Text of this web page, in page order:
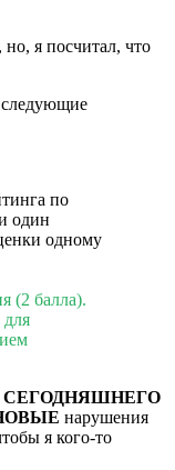
я посчитал, что
следующие
по
один
одному
(2 балла).
СЕГОДНЯШНЕГО
нарушения
я кого-то